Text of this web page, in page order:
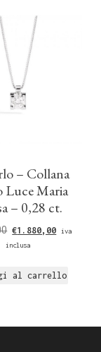
– Collana
Luce Maria
– 0,28 ct.
€1.880,00
iva
inclusa
al carrello